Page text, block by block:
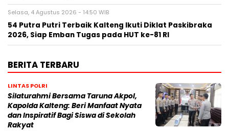
Selasa, 4 Agustus 2026 - 14:50 WIB
54 Putra Putri Terbaik Kalteng Ikuti Diklat Paskibraka
2026, Siap Emban Tugas pada HUT ke-81 RI
BERITA TERBARU
LINTAS POLRI
Silaturahmi Bersama Taruna Akpol,
Kapolda Kalteng: Beri Manfaat Nyata
dan Inspiratif Bagi Siswa di Sekolah
Rakyat